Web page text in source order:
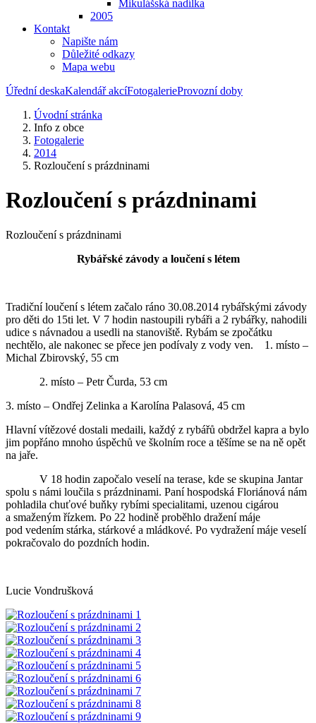
Mikulášská nadílka
2005
Kontakt
Napište nám
Důležité odkazy
Mapa webu
Úřední deskaKalendář akcíFotogalerieProvozní doby
Úvodní stránka
Info z obce
Fotogalerie
2014
Rozloučení s prázdninami
Rozloučení s prázdninami
Rozloučení s prázdninami
Rybářské závody a loučení s létem
Tradiční loučení s létem začalo ráno 30.08.2014 rybářskými závody
pro děti do 15ti let. V 7 hodin nastoupili rybáři a 2 rybářky, nahodili
udice s návnadou a usedli na stanoviště. Rybám se zpočátku
nechtělo, ale nakonec se přece jen podívaly z vody ven. 1. místo –
Michal Zbirovský, 55 cm
2. místo – Petr Čurda, 53 cm
3. místo – Ondřej Zelinka a Karolína Palasová, 45 cm
Hlavní vítězové dostali medaili, každý z rybářů obdržel kapra a bylo
jim popřáno mnoho úspěchů ve školním roce a těšíme se na ně opět
na jaře.
V 18 hodin započalo veselí na terase, kde se skupina Jantar
spolu s námi loučila s prázdninami. Paní hospodská Floriánová nám
pohladila chuťové buňky rybími specialitami, uzenou cigárou
a smaženým řízkem. Po 22 hodině proběhlo dražení máje
pod vedením stárka, stárkové a mládkové. Po vydražení máje veselí
pokračovalo do pozdních hodin.
Lucie Vondrušková